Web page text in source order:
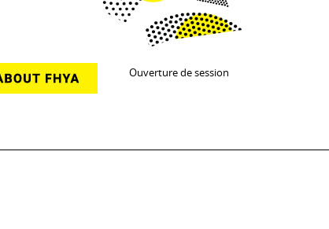
Ouverture de session